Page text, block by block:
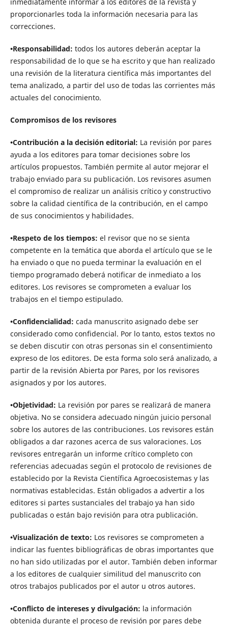
proporcionarles toda la información necesaria para las
correcciones.
•Responsabilidad: todos los autores deberán aceptar la
responsabilidad de lo que se ha escrito y que han realizado
una revisión de la literatura científica más importantes del
tema analizado, a partir del uso de todas las corrientes más
actuales del conocimiento.
Compromisos de los revisores
•Contribución a la decisión editorial: La revisión por pares
ayuda a los editores para tomar decisiones sobre los
artículos propuestos. También permite al autor mejorar el
trabajo enviado para su publicación. Los revisores asumen
el compromiso de realizar un análisis crítico y constructivo
sobre la calidad científica de la contribución, en el campo
de sus conocimientos y habilidades.
•Respeto de los tiempos: el revisor que no se sienta
competente en la temática que aborda el artículo que se le
ha enviado o que no pueda terminar la evaluación en el
tiempo programado deberá notificar de inmediato a los
editores. Los revisores se comprometen a evaluar los
trabajos en el tiempo estipulado.
•Confidencialidad: cada manuscrito asignado debe ser
considerado como confidencial. Por lo tanto, estos textos no
se deben discutir con otras personas sin el consentimiento
expreso de los editores. De esta forma solo será analizado, a
partir de la revisión Abierta por Pares, por los revisores
asignados y por los autores.
•Objetividad: La revisión por pares se realizará de manera
objetiva. No se considera adecuado ningún juicio personal
sobre los autores de las contribuciones. Los revisores están
obligados a dar razones acerca de sus valoraciones. Los
revisores entregarán un informe crítico completo con
referencias adecuadas según el protocolo de revisiones de
establecido por la Revista Científica Agroecosistemas y las
normativas establecidas. Están obligados a advertir a los
editores si partes sustanciales del trabajo ya han sido
publicadas o están bajo revisión para otra publicación.
•Visualización de texto: Los revisores se comprometen a
indicar las fuentes bibliográficas de obras importantes que
no han sido utilizadas por el autor. También deben informar
a los editores de cualquier similitud del manuscrito con
otros trabajos publicados por el autor u otros autores.
•Conflicto de intereses y divulgación: la información
obtenida durante el proceso de revisión por pares debe